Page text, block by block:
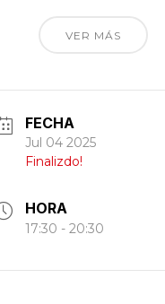
VER MÁS
FECHA
Jul 04 2025
Finalizdo!
HORA
17:30 - 20:30